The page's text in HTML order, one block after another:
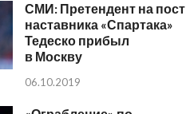
СМИ: Претендент на пост
наставника «Спартака»
Тедеско прибыл
в Москву
06.10.2019